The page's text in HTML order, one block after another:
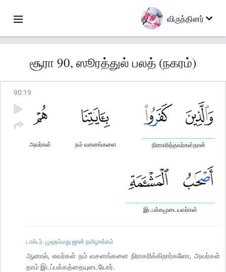
விருந்தினர்
சூரா 90, ஸூரத்துல் பலத் (நகரம்)
90:19
நிராகரித்தவர்கள்தான்
நம் வசனங்களை
அவர்கள்
இடபக்கமுடையவர்கள்
டாக்டர். முஹம்மது ஜான் தமிழாக்கம்
ஆனால், எவர்கள் நம் வசனங்களை நிராகரிக்கிறார்களோ, அவர்கள்
தாம் இடப்பக்கத்தையுடையோர்.